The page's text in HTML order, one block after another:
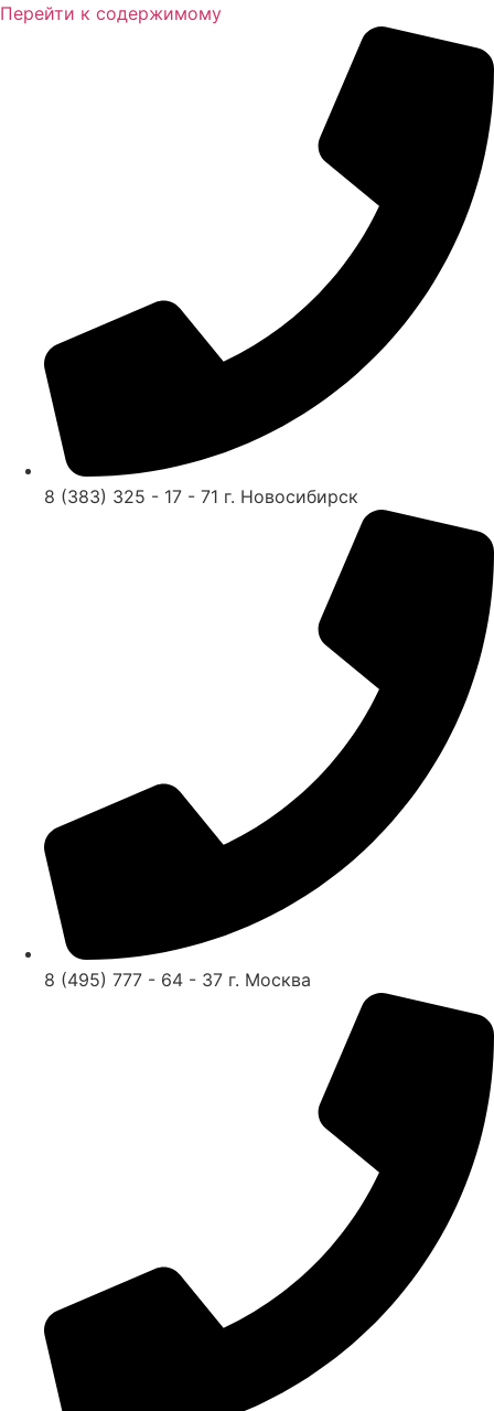
Перейти к содержимому
8 (383) 325 - 17 - 71 г. Новосибирск
8 (495) 777 - 64 - 37 г. Москва